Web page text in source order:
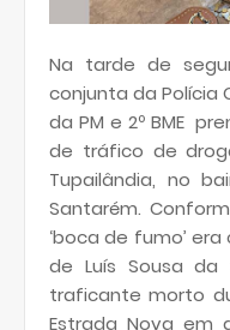
Na tarde de
conjunta da Polícia
da PM e 2º BME
de tráfico de
Tupailândia, no
Santarém.
‘boca de fumo’
de Luís Sousa da
traficante morto
Estrada Nova em